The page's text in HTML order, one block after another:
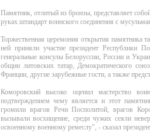
Памятник, отлитый из бронзы, представляет
руках штандарт воинского соединения с
Торжественная церемония открытия памятника
ней приняли участие президент Республики
генеральные консулы Белоруссии, России и
общин литовских татар, Демократического
Франции, другие зарубежные гости, а также
Коморовский высоко оценил мастерство
подтверждением чему является и этот
громили врагов Речи Посполитой, врагов
вызывали восхищение, среди чужих сеяли
освоенному военному ремеслу", - сказал